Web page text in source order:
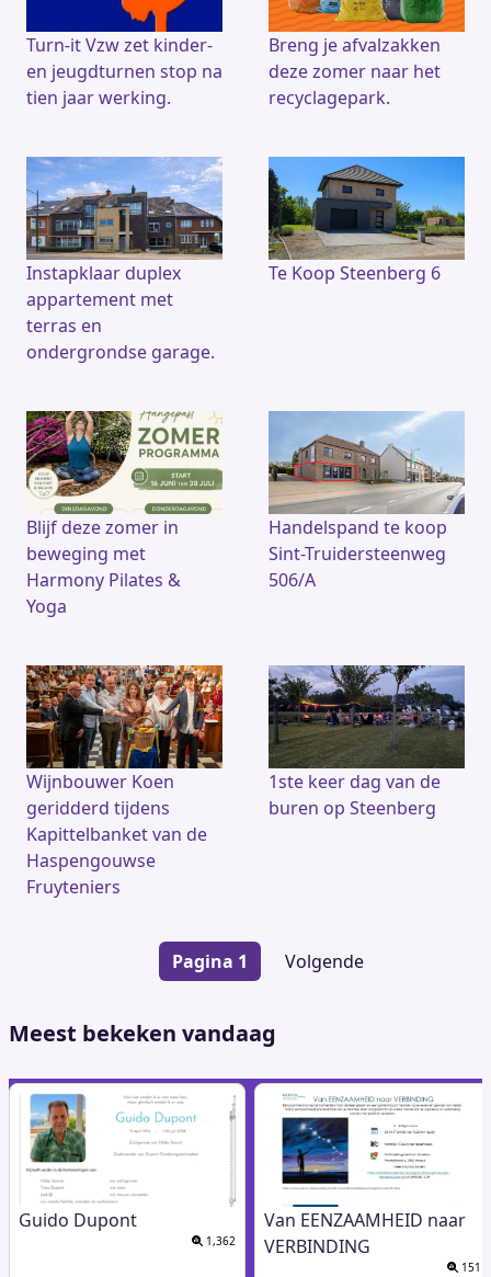
Turn-it Vzw zet kinder-
en jeugdturnen stop na
tien jaar werking.
Breng je afvalzakken
deze zomer naar het
recyclagepark.
Instapklaar duplex
appartement met
terras en
ondergrondse garage.
Te Koop Steenberg 6
Blijf deze zomer in
beweging met
Harmony Pilates &
Yoga
Handelspand te koop
Sint-Truidersteenweg
506/A
Wijnbouwer Koen
geridderd tijdens
Kapittelbanket van de
Haspengouwse
Fruyteniers
1ste keer dag van de
buren op Steenberg
Pagina 1
Volgende
Volgende
Meest bekeken vandaag
Guido Dupont
1,362
Van EENZAAMHEID naar
VERBINDING
151